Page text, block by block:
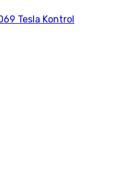
Tesla Kontrol